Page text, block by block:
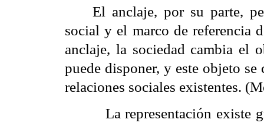
El anclaje, por su parte, p
social y el marco de referencia
anclaje, la sociedad cambia el
puede disponer, y este objeto se
relaciones sociales existentes.
La representación existe